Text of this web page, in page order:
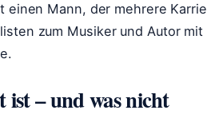
einen Mann, der mehrere
zum Musiker und Autor
ist – und was nicht